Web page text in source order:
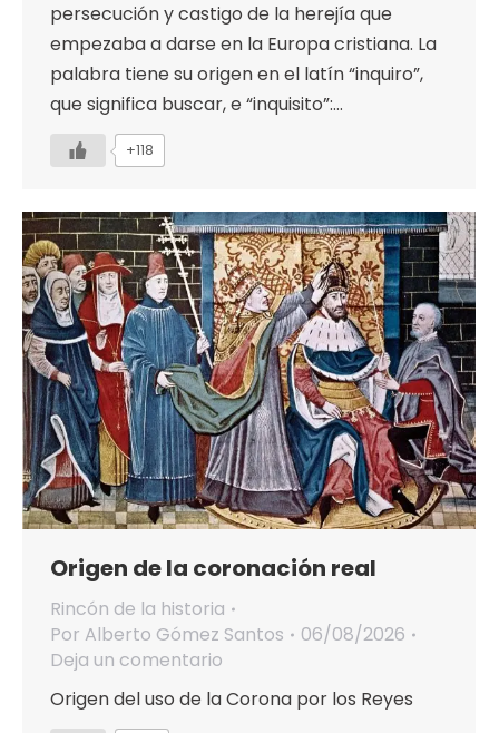
persecución y castigo de la herejía que
empezaba a darse en la Europa cristiana. La
palabra tiene su origen en el latín “inquiro”,
que significa buscar, e “inquisito”:…
+118
Origen de la coronación real
Rincón de la historia
Por Alberto Gómez Santos
06/08/2026
Deja un comentario
Origen del uso de la Corona por los Reyes